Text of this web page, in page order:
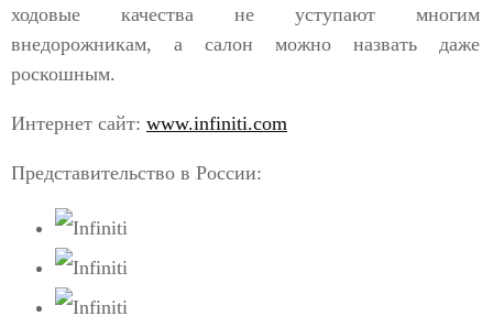
ходовые качества не уступают многим
внедорожникам, а салон можно назвать даже
роскошным.
Интернет сайт: www.infiniti.com
Представительство в России: